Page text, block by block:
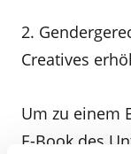
2.
Creatives
Um zu einem
E-Book des